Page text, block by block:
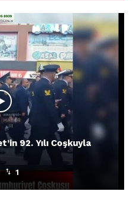
92. Yılı Coşkuyla
1